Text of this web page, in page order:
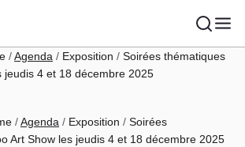
Agenda Exposition
Soirées thématiques
jeudis 4 et 18 décembre 2025
Agenda Exposition
Soirées
Art Show les jeudis 4 et 18 décembre 2025